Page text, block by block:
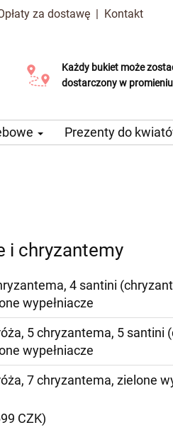
za dostawę | Kontakt
Każdy bukiet może
dostarczony w
Usługa Click & Collect
Prezenty do
i chryzantemy
4 santini
wypełniacze
5 chryzantema, 5 santini
wypełniacze
7 chryzantema, zielone
CZK)